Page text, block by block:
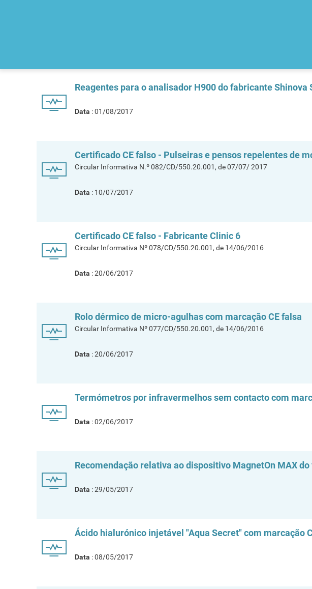
Reagentes para o analisador H900 do fabricante Shinova
Data : 01/08/2017
Certificado CE falso - Pulseiras e pensos repelentes de
Circular Informativa N.º 082/CD/550.20.001, de 07/07/ 2017
Data : 10/07/2017
Certificado CE falso - Fabricante Clinic 6
Circular Informativa Nº 078/CD/550.20.001, de 14/06/2016
Data : 20/06/2017
Rolo dérmico de micro-agulhas com marcação CE falsa
Circular Informativa Nº 077/CD/550.20.001, de 14/06/2016
Data : 20/06/2017
Termómetros por infravermelhos sem contacto com
Data : 02/06/2017
Recomendação relativa ao dispositivo MagnetOn MAX
Data : 29/05/2017
Ácido hialurónico injetável "Aqua Secret" com marcação
Data : 08/05/2017